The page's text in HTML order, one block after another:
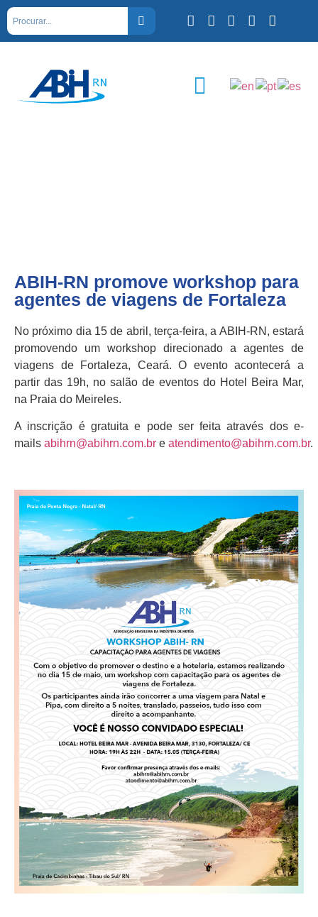
ABIH-RN promove workshop para
agentes de viagens de Fortaleza
No próximo dia 15 de abril, terça-feira, a ABIH-RN, estará
promovendo um workshop direcionado a agentes de
viagens de Fortaleza, Ceará. O evento acontecerá a
partir das 19h, no salão de eventos do Hotel Beira Mar,
na Praia do Meireles.
A inscrição é gratuita e pode ser feita através dos e-
mails abihrn@abihrn.com.br e atendimento@abihrn.com.br.